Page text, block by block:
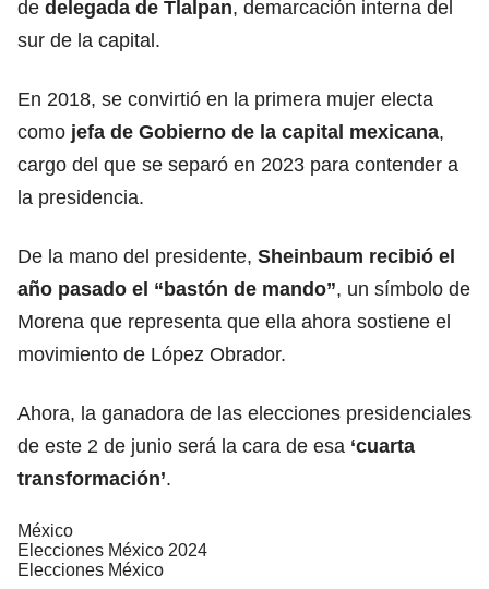
de delegada de Tlalpan, demarcación interna del
sur de la capital.
En 2018, se convirtió en la primera mujer electa
como jefa de Gobierno de la capital mexicana,
cargo del que se separó en 2023 para contender a
la presidencia.
De la mano del presidente, Sheinbaum recibió el
año pasado el “bastón de mando”, un símbolo de
Morena que representa que ella ahora sostiene el
movimiento de López Obrador.
Ahora, la ganadora de las elecciones presidenciales
de este 2 de junio será la cara de esa ‘cuarta
transformación’.
México
Elecciones México 2024
Elecciones México